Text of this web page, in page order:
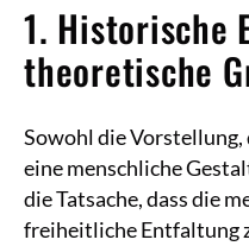
1. Historische
theoretische
Sowohl die Vorstellung,
eine menschliche
die Tatsache, dass die
freiheitliche Entfaltung